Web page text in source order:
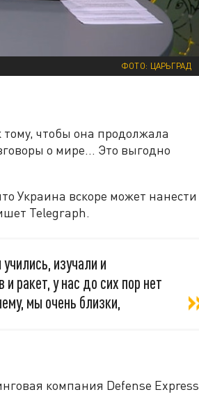
ФОТО: ЦАРЬГРАД
чтобы она продолжала
о мире... Это выгодно
Украина вскоре может нанести
Telegraph.
изучали и
ракет, у нас до сих пор нет
мы очень близки,
компания Defense Express